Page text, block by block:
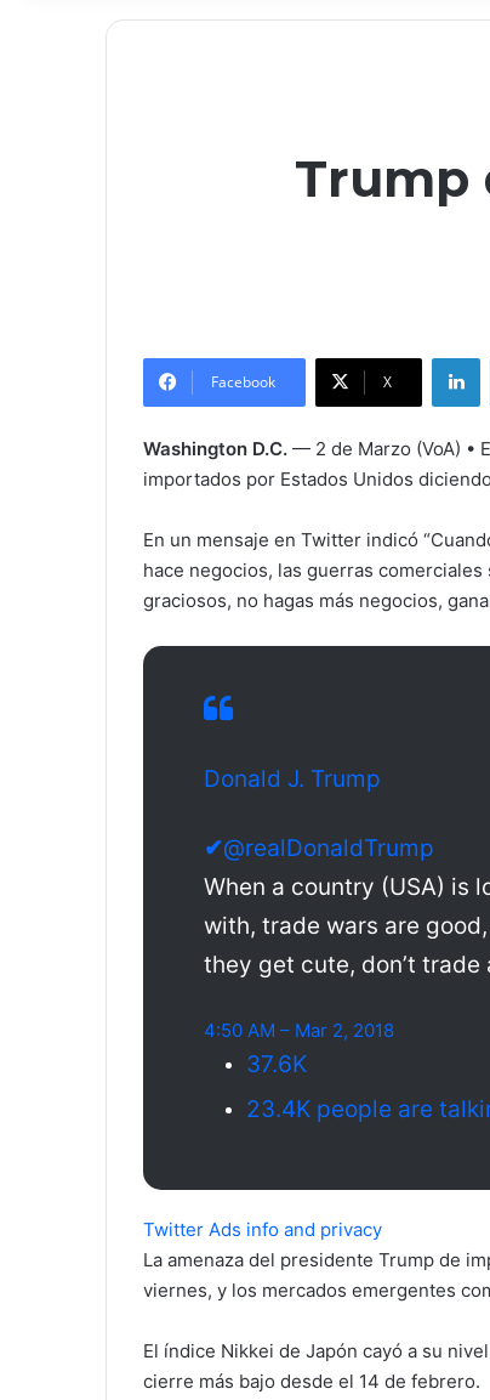
Trump
Facebook X
Washington D.C. — 2 de Marzo (VoA) •
importados por Estados Unidos
En un mensaje en Twitter indicó
hace negocios, las guerras
graciosos, no hagas más negocios,
Donald J. Trump
✔@realDonaldTrump
When a country (USA) is
with, trade wars are
they get cute, don’t trade
4:50 AM – Mar 2, 2018
37.6K
23.4K people are
Twitter Ads info and privacy
La amenaza del presidente Trump de
viernes, y los mercados emergentes
El índice Nikkei de Japón cayó a su
cierre más bajo desde el 14 de febrero.